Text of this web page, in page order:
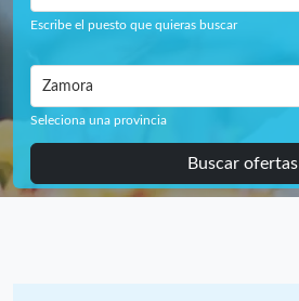
Escribe el puesto que quieras buscar
Zamora
Seleciona una provincia
Buscar ofertas